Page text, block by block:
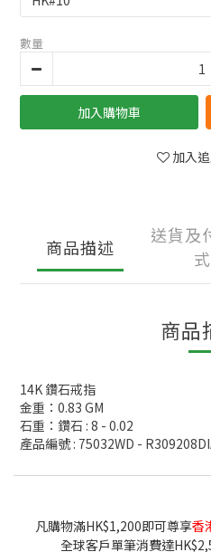
數量
加入購物車
加入
商品描述
送貨及
式
商品
14K 鑽石戒指
金重：0.83 GM
石重：鑽石 : 8 - 0.02
產品編號 : 75032WD -
凡購物滿HK$1,200即可尊享香
全球客戶單筆消費達